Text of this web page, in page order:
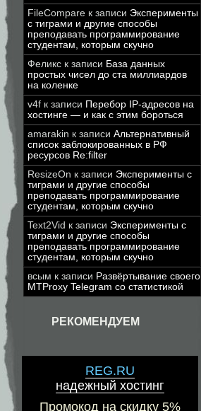
FileCompare к записи Эксперименты
с тиграми и другие способы
преподавать программирование
студентам, которым скучно
Феликс к записи База данных
простых чисел до ста миллиардов
на коленке
v4f к записи Перебор IP-адресов на
хостинге — и как с этим бороться
amarakin к записи Альтернативный
список заблокированных в РФ
ресурсов Re:filter
ResizeOn к записи Эксперименты с
тиграми и другие способы
преподавать программирование
студентам, которым скучно
Text2Vid к записи Эксперименты с
тиграми и другие способы
преподавать программирование
студентам, которым скучно
всым к записи Развёртывание своего
MTProxy Telegram со статистикой
РЕКОМЕНДУЕМ
REG.RU
надежный хостинг
Промокод на скидку 5%